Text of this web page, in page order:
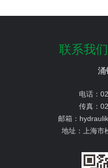
联系我
涌
电话：
传真：
邮箱：
地址：
上海